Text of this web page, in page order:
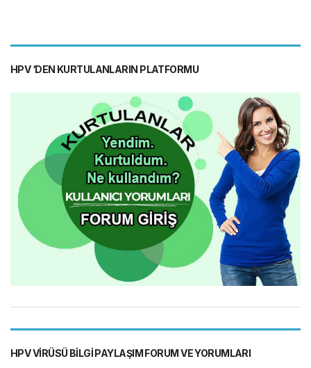
HPV ‘DEN KURTULANLARIN PLATFORMU
HPV VIRÜSÜ BILGI PAYLAŞIM FORUM VE YORUMLARI